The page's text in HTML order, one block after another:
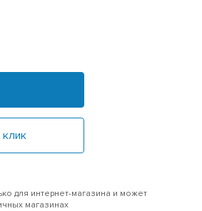
клик
для интернет-магазина и может
магазинах